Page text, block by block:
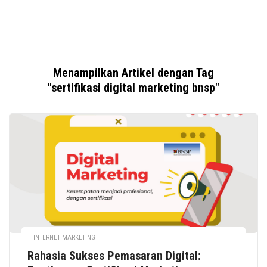
Menampilkan Artikel dengan Tag
"sertifikasi digital marketing bnsp"
INTERNET MARKETING
Rahasia Sukses Pemasaran Digital: